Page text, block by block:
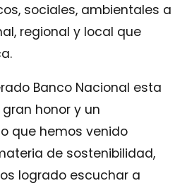
sociales, ambientales a
regional y local que
Banco Nacional esta
honor y un
que hemos venido
de sostenibilidad,
logrado escuchar a